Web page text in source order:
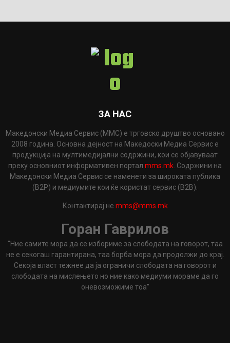
ЗА НАС
Македонски Медиа Сервис (ММС) е трговско друштво основано
2008 година. Основна дејност на Македоски Медиа Сервис е
продукција на мултимедијални содржини, кои се објавуваат
преку основниот информативен портал mms.mk . Содржини на
Македонски Медиа Сервис се наменети за широката публика
(B2P) и медиумите кои ќе користат сервис (B2B).
Контактирај не mms@mms.mk
Горан Гаврилов
"Ние самите мора да се избориме за слободата на говорот, таа
не е секогаш гарантирана, таа борба мора да продолжи до крај.
Секоја власт тежнее да ја ограничи слободата на говорот и
слободата на мислењето но ние како медиуми мораме да го
оневозможиме тоа"